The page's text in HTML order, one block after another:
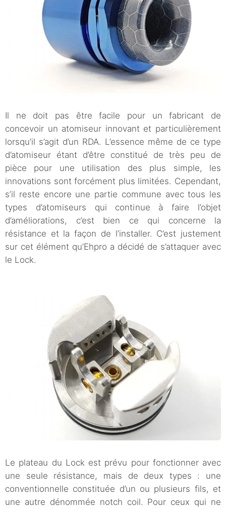
Il ne doit pas être facile pour un fabricant de
concevoir un atomiseur innovant et particulièrement
lorsqu’il s’agit d’un RDA. L’essence même de ce type
d’atomiseur étant d’être constitué de très peu de
pièce pour une utilisation des plus simple, les
innovations sont forcément plus limitées. Cependant,
s’il reste encore une partie commune avec tous les
types d’atomiseurs qui continue à faire l’objet
d’améliorations, c’est bien ce qui concerne la
résistance et la façon de l’installer. C’est justement
sur cet élément qu’Ehpro a décidé de s’attaquer avec
le Lock.
Le plateau du Lock est prévu pour fonctionner avec
une seule résistance, mais de deux types : une
conventionnelle constituée d’un ou plusieurs fils, et
une autre dénommée notch coil. Pour ceux qui ne